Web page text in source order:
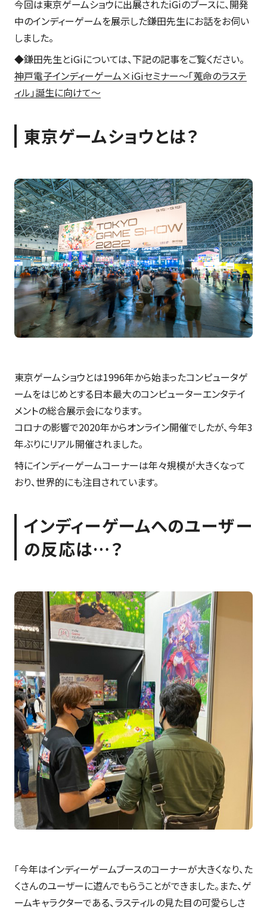
今回は東京ゲームショウに出展されたiGiのブースに、開発
中のインディーゲームを展示した鎌田先生にお話をお伺い
しました。
◆鎌田先生とiGiについては、下記の記事をご覧ください。
神戸電子インディーゲーム×iGiセミナー～「蒐命のラステ
ィル」誕生に向けて～
東京ゲームショウとは？
東京ゲームショウとは1996年から始まったコンピュータゲ
ームをはじめとする日本最大のコンピューターエンタテイ
メントの総合展示会になります。
コロナの影響で2020年からオンライン開催でしたが、今年3
年ぶりにリアル開催されました。
特にインディーゲームコーナーは年々規模が大きくなって
おり、世界的にも注目されています。
インディーゲームへのユーザー
の反応は…？
「今年はインディーゲームブースのコーナーが大きくなり、た
くさんのユーザーに遊んでもらうことができました。また、ゲ
ームキャラクターである、ラスティルの見た目の可愛らしさ